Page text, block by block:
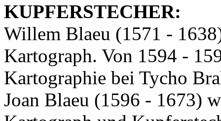
KUPFERSTECHER:
Willem Blaeu (1571 -
Kartograph. Von 1594 -
Kartographie bei Tycho
Joan Blaeu (1596 - 1673)